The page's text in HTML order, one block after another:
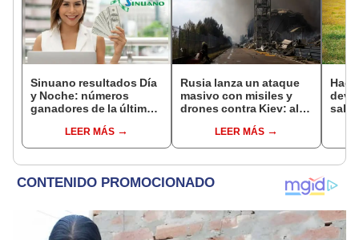
Sinuano resultados Día
y Noche: números
ganadores de la última
HOY miércoles 5 de
agosto
LEER MÁS
Rusia lanza un ataque
masivo con misiles y
drones contra Kiev: al
más de 50 heridos
LEER MÁS
de